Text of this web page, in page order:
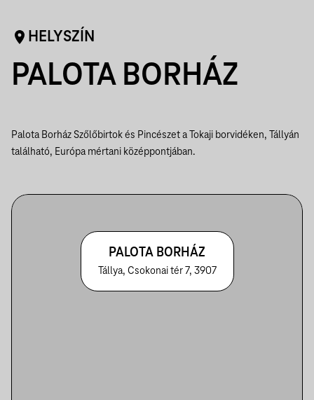
HELYSZÍN
PALOTA BORHÁZ
Palota Borház Szőlőbirtok és Pincészet a Tokaji borvidéken, Tállyán
található, Európa mértani középpontjában.
PALOTA BORHÁZ
Tállya, Csokonai tér 7, 3907